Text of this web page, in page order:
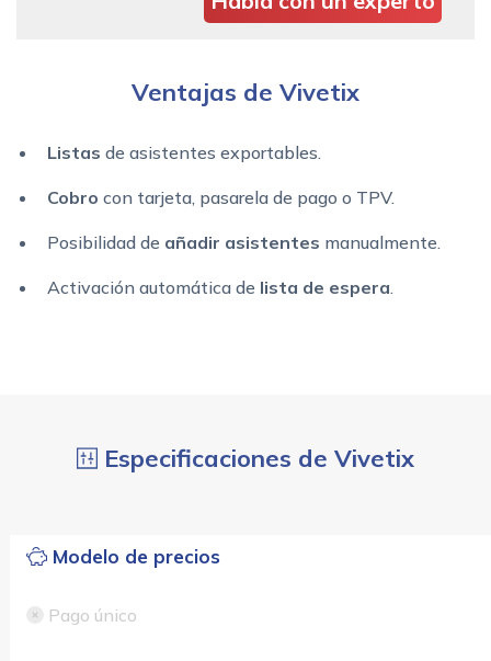
Ventajas de Vivetix
Listas de asistentes exportables.
Cobro con tarjeta, pasarela de pago o TPV.
Posibilidad de añadir asistentes manualmente.
Activación automática de lista de espera
Especificaciones de Vivetix
Modelo de precios
Pago único